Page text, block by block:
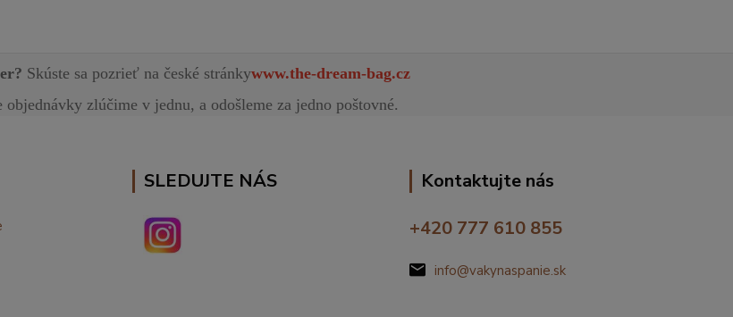
Skúste sa pozrieť na české stránkywww.the-dream-bag.cz
objednávky zlúčime v jednu, a odošleme za jedno poštovné.
SLEDUJTE NÁS
Kontaktujte nás
+420 777 610 855
info@vakynaspanie.sk